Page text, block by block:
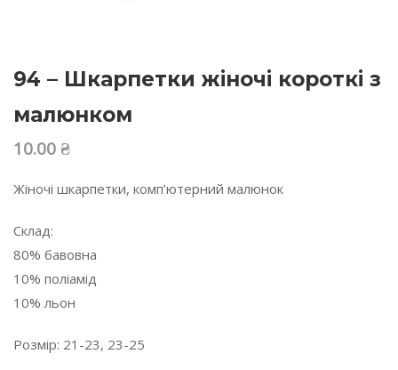
94 – Шкарпетки жіночі короткі з
малюнком
10.00 ₴
Жіночі шкарпетки, комп’ютерний малюнок
Склад:
80% бавовна
10% поліамід
10% льон
Розмір: 21-23, 23-25